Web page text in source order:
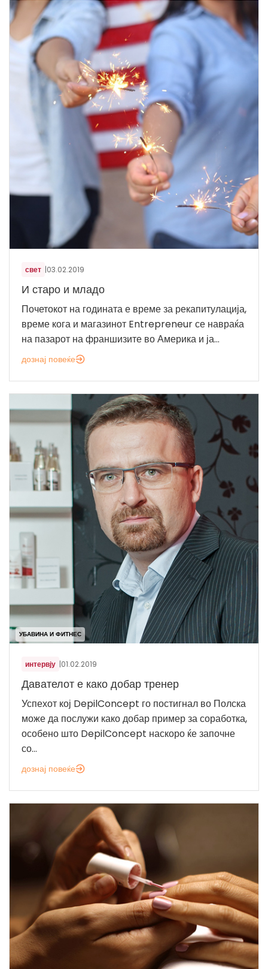
свет |03.02.2019
И старо и младо
Почетокот на годината е време за рекапитулација,
време кога и магазинот Entrepreneur се навраќа
на пазарот на франшизите во Америка и ја...
дознај повеќе
УБАВИНА И ФИТНЕС
интервју |01.02.2019
Давателот е како добар тренер
Успехот кој DepilConcept го постигнал во Полска
може да послужи како добар пример за соработка,
особено што DepilConcept наскоро ќе започне
со...
дознај повеќе